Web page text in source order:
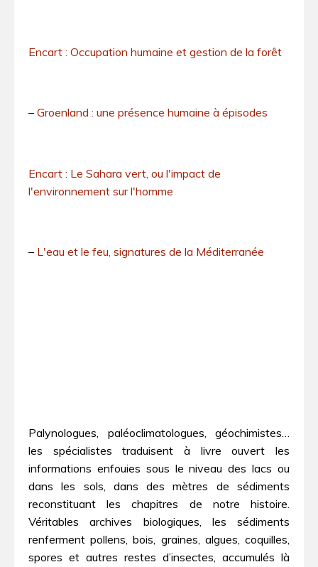
Encart : Occupation humaine et gestion de la forêt
– Groenland : une présence humaine à épisodes
Encart : Le Sahara vert, ou l'impact de
l'environnement sur l'homme
– L'eau et le feu, signatures de la Méditerranée
Palynologues, paléoclimatologues, géochimistes…
les spécialistes traduisent à livre ouvert les
informations enfouies sous le niveau des lacs ou
dans les sols, dans des mètres de sédiments
reconstituant les chapitres de notre histoire.
Véritables archives biologiques, les sédiments
renferment pollens, bois, graines, algues, coquilles,
spores et autres restes d’insectes, accumulés là